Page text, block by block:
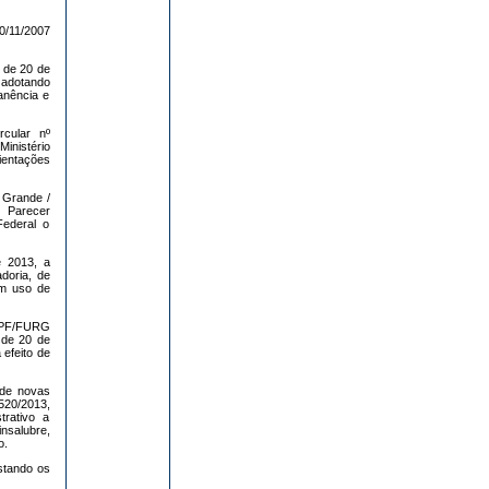
11/2007
de 20 de
e
nº
/
o
2013, a
de
uso de
FURG
20 de
efeito de
novas
2013,
a
os